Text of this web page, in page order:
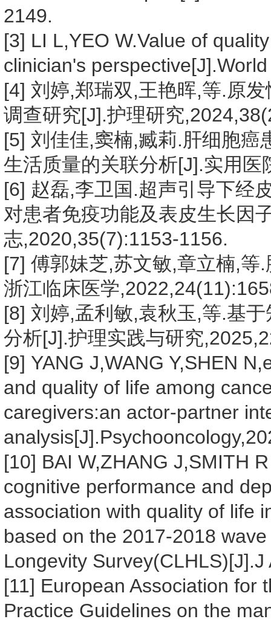
2149.
[3] LI L,YEO W.Value of
clinician's
[4] 刘婷,郑瑞双,王艳晖,等.原
调查研究[J].护理研究
[5] 刘佳佳,窦楠,臧莉.肝细胞癌
生活质量的关联分析[J].实用
[6] 赵磊,李卫国.超声引导下经
对患者免疫功能及表皮生长因
志,2020,35(7):1153-1156.
[7] 傅郭妹芝,苏文敏,章立楠,等
浙江临床医学
[8] 刘婷,孟利敏,袁秋玉,等.基
分析[J].护理实践与研究
[9] YANG J,WANG Y,SHEN
and quality of life among
caregivers:an actor-partner
[10] BAI W,ZHANG J,SMITH
cognitive performance and
association with quality of life
based on the 2017-2018
Longevity
[11] European Association for
Practice Guidelines on the